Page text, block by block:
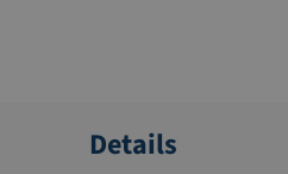
Details